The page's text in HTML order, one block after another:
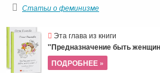
Статьи о феминизме
Эта глава из книги
"Предназначение быть
ПОДРОБНЕЕ »